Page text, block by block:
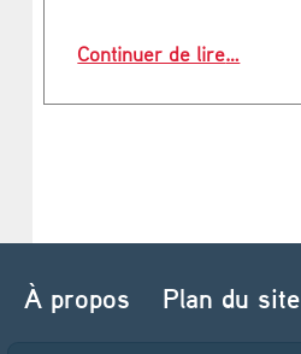
Continuer de lire…
À propos Plan du site